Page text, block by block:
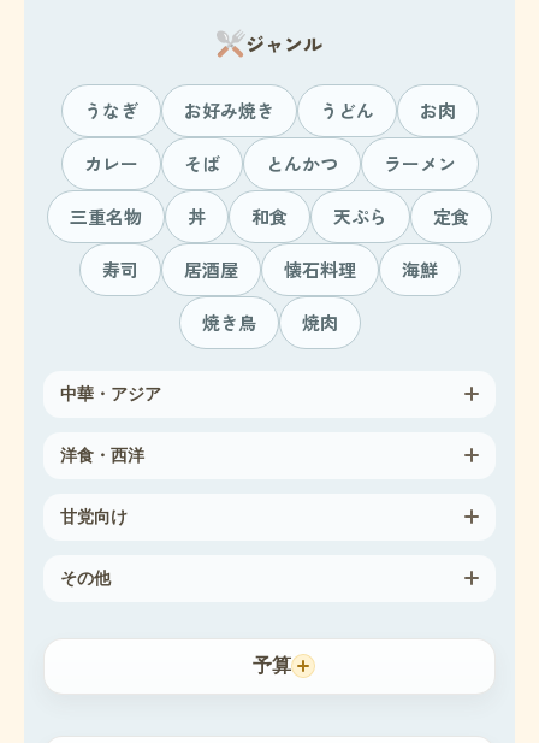
ジャンル
うなぎ お好み焼き うどん お肉
カレー そば とんかつ ラーメン
三重名物 丼 和食 天ぷら 定食
寿司 居酒屋 懐石料理 海鮮
焼き鳥 焼肉
中華・アジア
洋食・西洋
甘党向け
その他
予算